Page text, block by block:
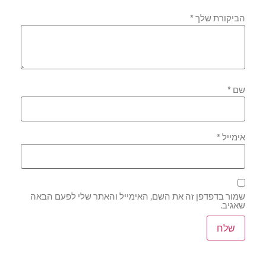
הביקורת שלך*
שם*
אימייל*
שמור בדפדפן זה את השם, האימייל והאתר שלי לפעם הבאה
שאגיב.